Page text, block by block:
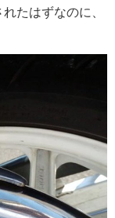
たはずなのに、